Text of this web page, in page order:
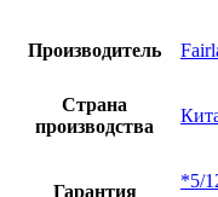
Производитель
Страна
производства
Гарантия
*5/